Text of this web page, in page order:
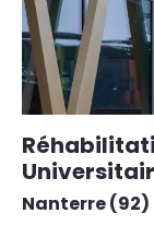
Nanterre (92)